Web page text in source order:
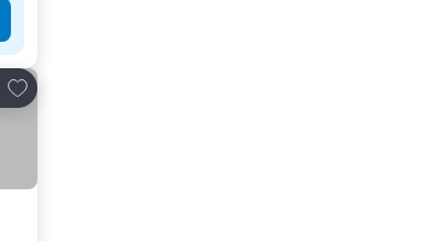
Ajouter à mes favoris